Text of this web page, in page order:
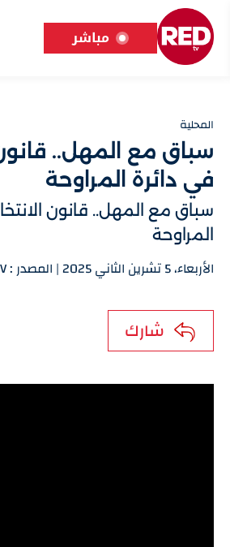
مباشر
المحلية
سباق مع المهل..
في دائرة المراوحة
سباق مع المهل.. قانون
المراوحة
الأربعاء، 5 تشرين الثاني 2025 | المصدر : REDTV
شارك